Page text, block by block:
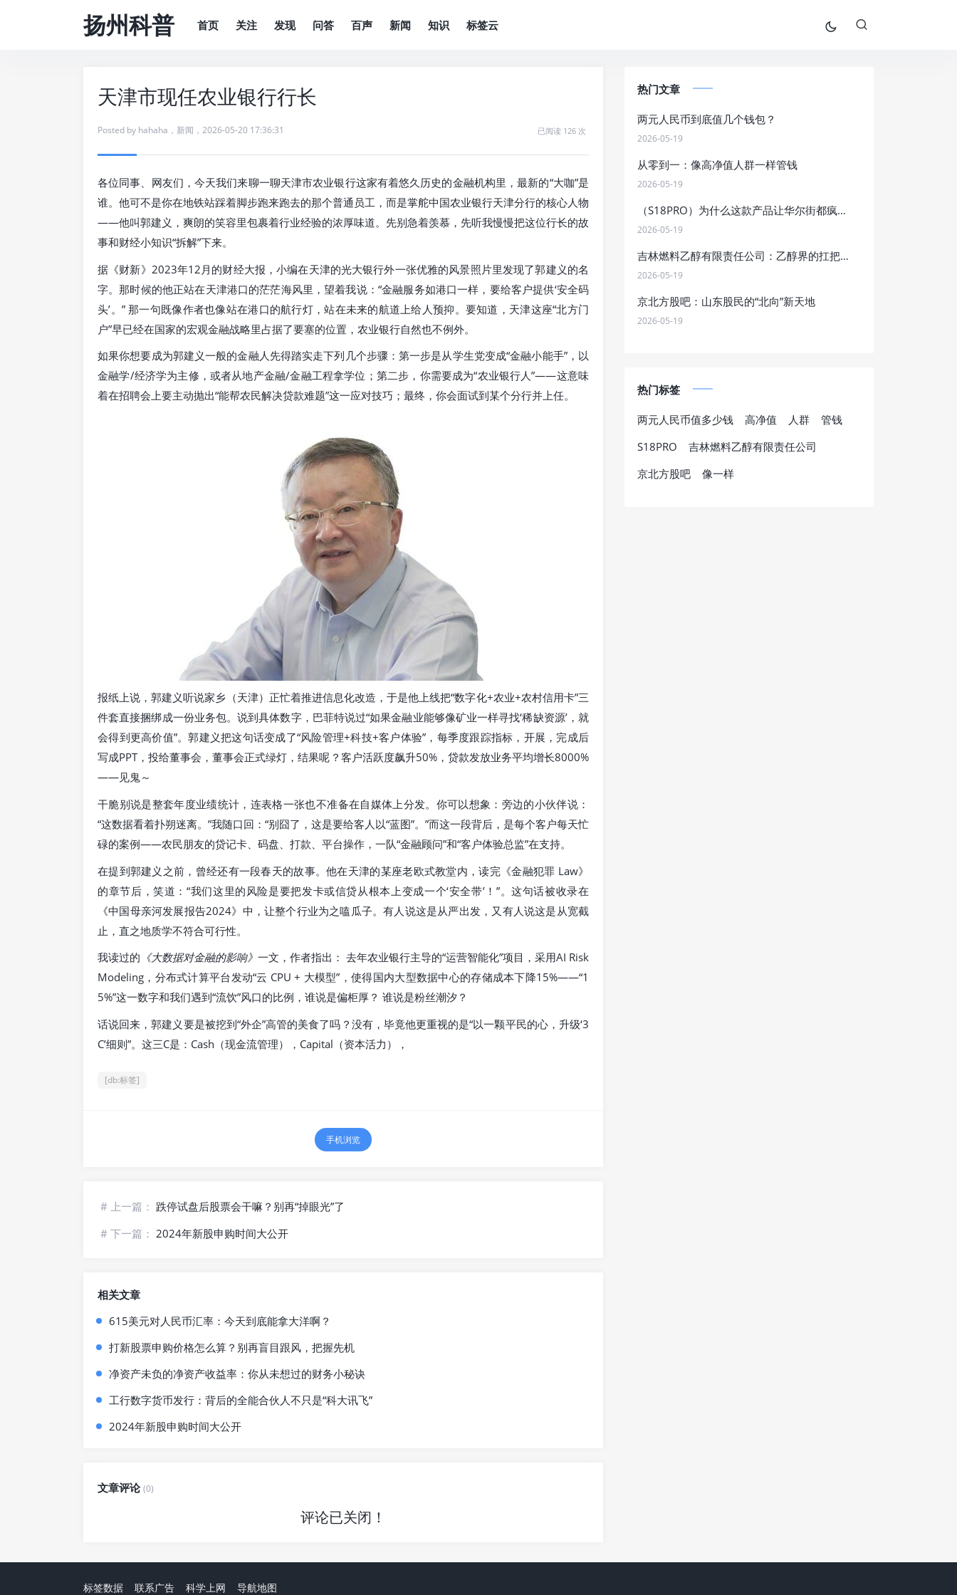
扬州科普 首页 关注 发现 问答 百声 新闻 知识 标签云
天津市现任农业银行行长
Posted by hahaha ， 新闻 ， 2026-05-20 17:36:31 已阅读 126 次
各位同事、网友们，今天我们来聊一聊天津市农业银行这家有着悠久历史的金融机构里，最新的“大咖”是
谁。他可不是你在地铁站踩着脚步跑来跑去的那个普通员工，而是掌舵中国农业银行天津分行的核心人物
——他叫郭建义，爽朗的笑容里包裹着行业经验的浓厚味道。先别急着羡慕，先听我慢慢把这位行长的故
事和财经小知识“拆解”下来。
据《财新》2023年12月的财经大报，小编在天津的光大银行外一张优雅的风景照片里发现了郭建义的名
字。那时候的他正站在天津港口的茫茫海风里，望着我说：“金融服务如港口一样，要给客户提供‘安全码
头’。” 那一句既像作者也像站在港口的航行灯，站在未来的航道上给人预抑。要知道，天津这座“北方门
户”早已经在国家的宏观金融战略里占据了要塞的位置，农业银行自然也不例外。
如果你想要成为郭建义一般的金融人先得踏实走下列几个步骤：第一步是从学生党变成“金融小能手”，以
金融学/经济学为主修，或者从地产金融/金融工程拿学位；第二步，你需要成为“农业银行人”——这意味
着在招聘会上要主动抛出“能帮农民解决贷款难题”这一应对技巧；最终，你会面试到某个分行并上任。
报纸上说，郭建义听说家乡（天津）正忙着推进信息化改造，于是他上线把“数字化+农业+农村信用卡”三
件套直接捆绑成一份业务包。说到具体数字，巴菲特说过“如果金融业能够像矿业一样寻找‘稀缺资源’，就
会得到更高价值”。郭建义把这句话变成了“风险管理+科技+客户体验”，每季度跟踪指标，开展，完成后
写成PPT，投给董事会，董事会正式绿灯，结果呢？客户活跃度飙升50%，贷款发放业务平均增长8000%
——见鬼～
干脆别说是整套年度业绩统计，连表格一张也不准备在自媒体上分发。你可以想象：旁边的小伙伴说：
“这数据看着扑朔迷离。”我随口回：“别囧了，这是要给客人以“蓝图”。”而这一段背后，是每个客户每天忙
碌的案例——农民朋友的贷记卡、码盘、打款、平台操作，一队“金融顾问”和“客户体验总监”在支持。
在提到郭建义之前，曾经还有一段春天的故事。他在天津的某座老欧式教堂内，读完《金融犯罪 Law》
的章节后，笑道：“我们这里的风险是要把发卡或信贷从根本上变成一个‘安全带’！”。这句话被收录在
《中国母亲河发展报告2024》中，让整个行业为之嗑瓜子。有人说这是从严出发，又有人说这是从宽截
止，直之地质学不符合可行性。
我读过的 《大数据对金融的影响》 一文，作者指出： 去年农业银行主导的“运营智能化”项目，采用AI Risk
Modeling，分布式计算平台发动“云 CPU + 大模型”，使得国内大型数据中心的存储成本下降15%——“1
5%”这一数字和我们遇到“流饮”风口的比例，谁说是偏柜厚？ 谁说是粉丝潮汐？
话说回来，郭建义要是被挖到“外企”高管的美食了吗？没有，毕竟他更重视的是“以一颗平民的心，升级‘3
C’细则”。这三C是：Cash（现金流管理），Capital（资本活力），
[db:标签]
手机浏览
# 上一篇： 跌停试盘后股票会干嘛？别再“掉眼光”了
# 下一篇： 2024年新股申购时间大公开
相关文章
615美元对人民币汇率：今天到底能拿大洋啊？
打新股票申购价格怎么算？别再盲目跟风，把握先机
净资产未负的净资产收益率：你从未想过的财务小秘诀
工行数字货币发行：背后的全能合伙人不只是“科大讯飞”
2024年新股申购时间大公开
文章评论(0)
评论已关闭！
热门文章
两元人民币到底值几个钱包？
2026-05-19
从零到一：像高净值人群一样管钱
2026-05-19
（S18PRO）为什么这款产品让华尔街都疯狂了？
2026-05-19
吉林燃料乙醇有限责任公司：乙醇界的扛把子，燃料界的段子手
2026-05-19
京北方股吧：山东股民的“北向”新天地
2026-05-19
热门标签
两元人民币值多少钱 高净值 人群
管钱
S18PRO
吉林燃料乙醇有限责任公司
京北方股吧
像一样
标签数据 联系广告 科学上网 导航地图